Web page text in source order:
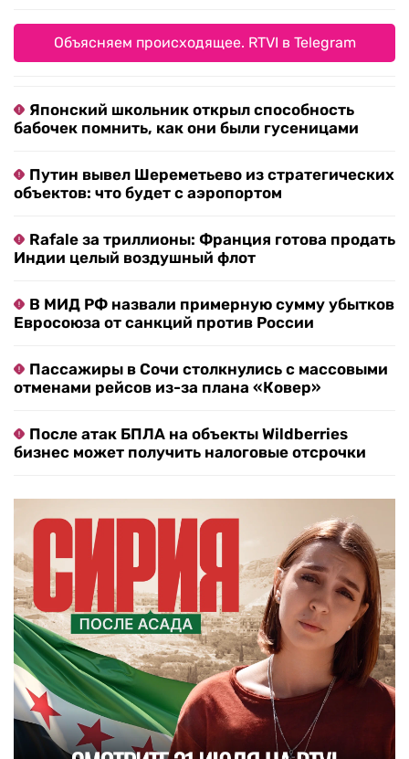
Объясняем происходящее. RTVI в Telegram
Японский школьник открыл способность
бабочек помнить, как они были гусеницами
Путин вывел Шереметьево из стратегических
объектов: что будет с аэропортом
Rafale за триллионы: Франция готова продать
Индии целый воздушный флот
В МИД РФ назвали примерную сумму убытков
Евросоюза от санкций против России
Пассажиры в Сочи столкнулись с массовыми
отменами рейсов из-за плана «Ковер»
После атак БПЛА на объекты Wildberries
бизнес может получить налоговые отсрочки